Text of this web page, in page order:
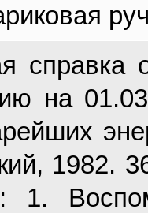
на
1982.
1.